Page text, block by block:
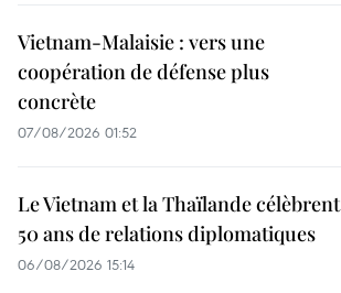
Vietnam-Malaisie : vers une
coopération de défense plus
concrète
07/08/2026 01:52
Le Vietnam et la Thaïlande célèbrent
50 ans de relations diplomatiques
06/08/2026 15:14